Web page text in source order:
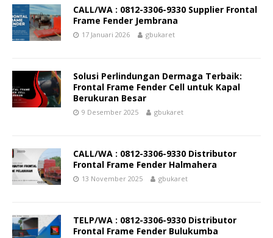
CALL/WA : 0812-3306-9330 Supplier Frontal
Frame Fender Jembrana
17 Januari 2026 gbukaret
Solusi Perlindungan Dermaga Terbaik:
Frontal Frame Fender Cell untuk Kapal
Berukuran Besar
9 Desember 2025 gbukaret
CALL/WA : 0812-3306-9330 Distributor
Frontal Frame Fender Halmahera
13 November 2025 gbukaret
TELP/WA : 0812-3306-9330 Distributor
Frontal Frame Fender Bulukumba